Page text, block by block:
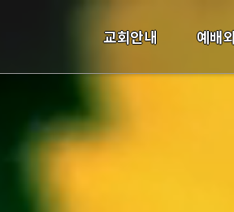
교회안내 예배